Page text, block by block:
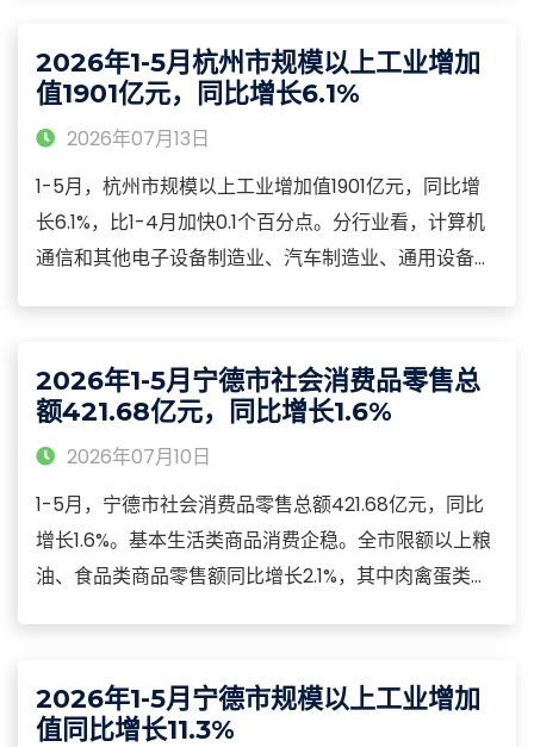
和21.1%，智能手机、可穿戴智能设备零售额分别增长
22.1%和287.3%。
2026年1-5月杭州市规模以上工业增加
值1901亿元，同比增长6.1%
2026年07月13日
1-5月，杭州市规模以上工业增加值1901亿元，同比增
长6.1%，比1-4月加快0.1个百分点。分行业看，计算机
通信和其他电子设备制造业、汽车制造业、通用设备制
长14.6%和12.6%，快于全部规模以上工业8.5和6.5个百
分点。
2026年1-5月宁德市社会消费品零售总
额421.68亿元，同比增长1.6%
2026年07月10日
1-5月，宁德市社会消费品零售总额421.68亿元，同比
增长1.6%。基本生活类商品消费企稳。全市限额以上粮
油、食品类商品零售额同比增长2.1%，其中肉禽蛋类、
纺织品类，日用品类商品零售额同比分别增长55.6%、
6.1%。
2026年1-5月宁德市规模以上工业增加
值同比增长11.3%